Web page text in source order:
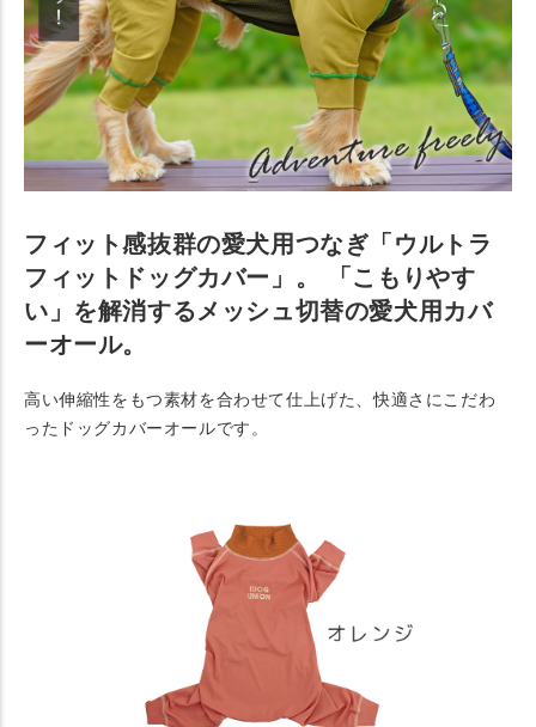
フィット感抜群の愛犬用つなぎ「ウルトラ
フィットドッグカバー」。 「こもりやす
い」を解消するメッシュ切替の愛犬用カバ
ーオール。
高い伸縮性をもつ素材を合わせて仕上げた、快適さにこだわ
ったドッグカバーオールです。